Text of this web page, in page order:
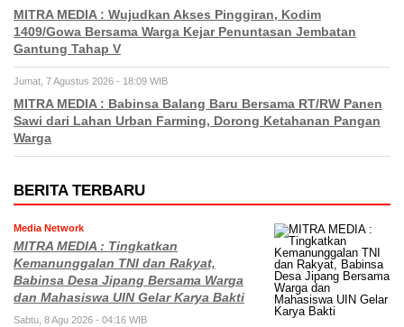
MITRA MEDIA : Wujudkan Akses Pinggiran, Kodim
1409/Gowa Bersama Warga Kejar Penuntasan Jembatan
Gantung Tahap V
Jumat, 7 Agustus 2026 - 18:09 WIB
MITRA MEDIA : Babinsa Balang Baru Bersama RT/RW Panen
Sawi dari Lahan Urban Farming, Dorong Ketahanan Pangan
Warga
BERITA TERBARU
Media Network
MITRA MEDIA : Tingkatkan
Kemanunggalan TNI dan Rakyat,
Babinsa Desa Jipang Bersama Warga
dan Mahasiswa UIN Gelar Karya Bakti
Sabtu, 8 Agu 2026 - 04:16 WIB